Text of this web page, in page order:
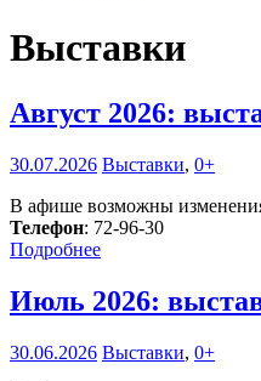
Выставки
Август 2026:
30.07.2026 Выставки, 0+
В афише возможны
Телефон: 72-96-30
Подробнее
Июль 2026:
30.06.2026 Выставки, 0+